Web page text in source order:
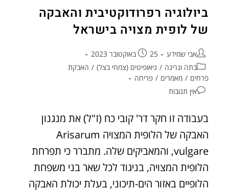
ביולוגיה רפרודוקטיבית והאבקה
של לופית מצויה בישראל
אבי שמידע
25 באוקטובר 2023
בתה וגריגה / גיאופיטים (צמחי בצל) / האבקת
פרחים / מאמרים / פריחה
אין תגובות
בעבודה זו חקר דר' קובי כח (ז"ל) את מנגנון
האבקה של הלופית המצויה Arisarum
vulgare, והמאביקים שלה. מתברר כי תפרחת
הלופית המצויה, בניגוד לכל שאר בני משפחת
הלופיים באזור הים-תיכוני, בעלת יכולת האבקה